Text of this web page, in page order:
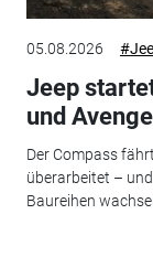
05.08.2026
Jeep
und
Der Compass
überarbeitet –
Baureihen